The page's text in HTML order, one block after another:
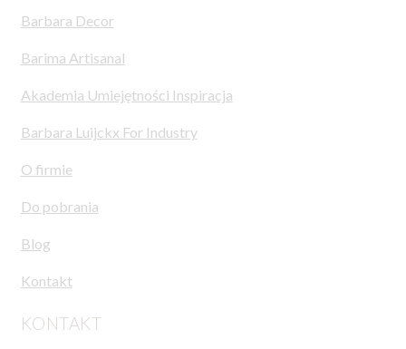
Barbara Decor
Barima Artisanal
Akademia Umiejętności Inspiracja
Barbara Luijckx For Industry
O firmie
Do pobrania
Blog
Kontakt
KONTAKT